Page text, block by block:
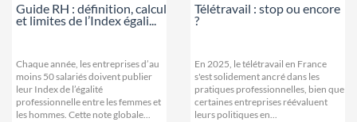
Guide RH : définition, calcul
et limites de l’Index égali...
Chaque année, les entreprises d’au
moins 50 salariés doivent publier
leur Index de l’égalité
professionnelle entre les femmes et
les hommes. Cette note globale...
Télétravail : stop ou encore
?
En 2025, le télétravail en France
s'est solidement ancré dans les
pratiques professionnelles, bien que
certaines entreprises réévaluent
leurs politiques en...